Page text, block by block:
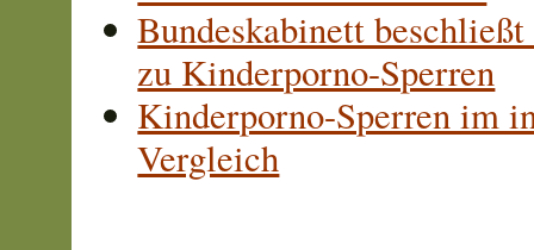
Bundeskabinett
zu Kinderporno-Sperren
Kinderporno-Sperren im
Vergleich